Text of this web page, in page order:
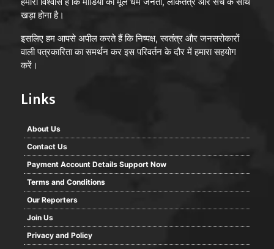
खड़ा होना है।
इसलिए हम आपसे अपील करते हैं कि निष्पक्ष, स्वतंत्र और जनसरोकारों
वाली पत्रकारिता का समर्थन कर इस परिवर्तन के दौर में हमारा सहयोग
करें।
Links
About Us
Contact Us
Payment Account Details Support Now
Terms and Conditions
Our Reporters
Join Us
Privacy and Policy